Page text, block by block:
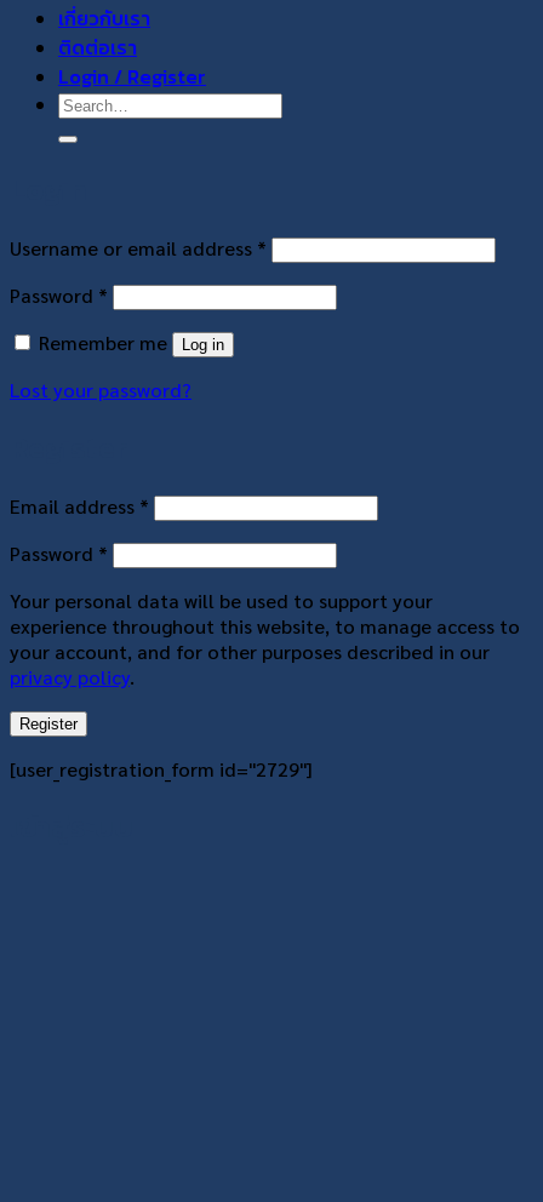
เกี่ยวกับเรา
ติดต่อเรา
Login / Register
Search
Username or email address * Required
Password * Required
Remember me
Log in
Lost your password?
Email address * Required
Password * Required
Your personal data will be used to support your
experience throughout this website, to manage access to
your account, and for other purposes described in our
privacy policy.
Register
[user_registration_form id="2729"]